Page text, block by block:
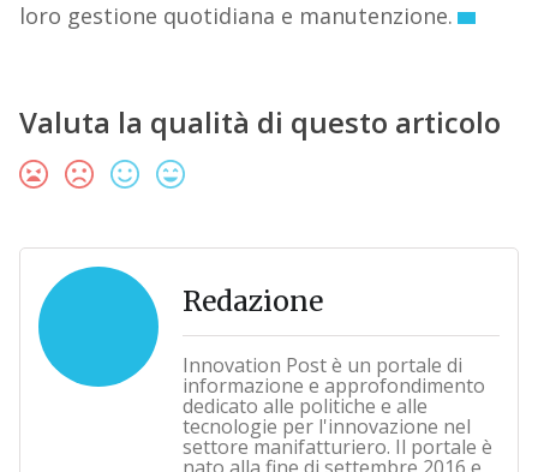
loro gestione quotidiana e manutenzione.
Valuta la qualità di questo articolo
Redazione
Innovation Post è un portale di
informazione e approfondimento
dedicato alle politiche e alle
tecnologie per l'innovazione nel
settore manifatturiero. Il portale è